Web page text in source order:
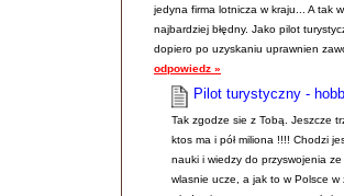
jedyna firma lotnicza w kraju... A tak
najbardziej błędny. Jako pilot
dopiero po uzyskaniu uprawnien
odpowiedz »
Pilot turystyczny -
Tak zgodze sie z Tobą. Jeszcze
ktos ma i pół miliona !!!! Chodzi
nauki i wiedzy do przyswojenia
wlasnie ucze, a jak to w Polsce